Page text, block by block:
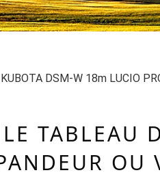
KUBOTA DSM-W 18m LUCIO
TABLEAU
OU